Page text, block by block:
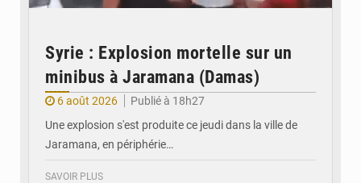
Syrie : Explosion mortelle sur un
minibus à Jaramana (Damas)
6 août 2026
Publié à 18h27
Une explosion s'est produite ce jeudi dans la ville de
Jaramana, en périphérie…
SAVOIR PLUS